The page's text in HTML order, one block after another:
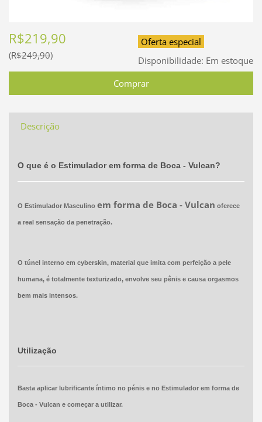
Oferta especial
Disponibilidade: Em estoque
R$219,90
R$249,90
Descrição
O que é o Estimulador em forma de Boca - Vulcan?
O Estimulador Masculino em forma de Boca - Vulcan oferece
a real sensação da penetração.
O túnel interno em cyberskin, material que imita com perfeição a pele
humana, é totalmente texturizado, envolve seu pênis e causa orgasmos
bem mais intensos.
Utilização
Basta aplicar lubrificante íntimo no pénis e no Estimulador em forma de
Boca - Vulcan e começar a utilizar.